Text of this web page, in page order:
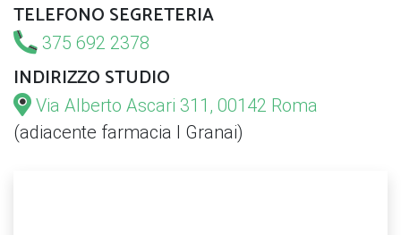
TELEFONO SEGRETERIA
375 692 2378
INDIRIZZO STUDIO
Via Alberto Ascari 311, 00142 Roma
(adiacente farmacia I Granai)